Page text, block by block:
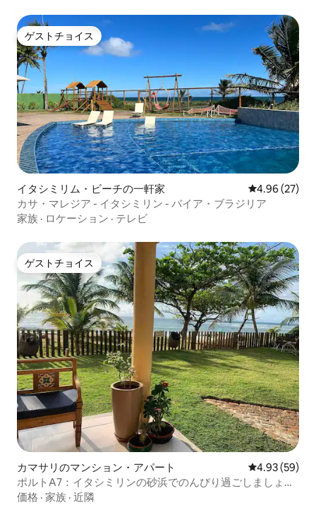
ゲストチョイス
ゲストチョイス
イタシミリム・ビーチの一軒家 レビュー27
4.96 (27)
カサ・マレジア - イタシミリン - バイア・ブラジリア
家族 · ロケーション · テレビ
ゲストチョイス
ゲストチョイス
カマサリのマンション・アパート レビュー59
4.93 (59)
ポルトA7：イタシミリンの砂浜でのんびり過ごしましょ
う！
価格 · 家族 · 近隣